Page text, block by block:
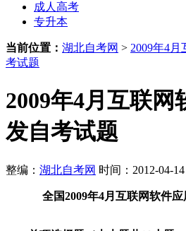
成人高考
专升本
当前位置： 湖北自考网 > 2009年4
考试题
2009年4月互联网
发自考试题
整编： 湖北自考网 时间：2012-04-
全国2009年4月互联网软件